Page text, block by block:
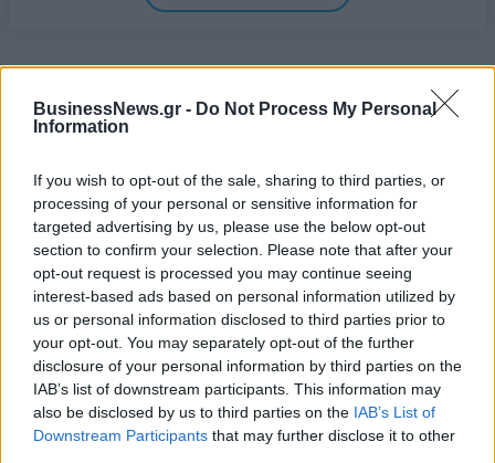
BusinessNews.gr - Do Not Process My Personal
Information
If you wish to opt-out of the sale, sharing to third parties, or
processing of your personal or sensitive information for
targeted advertising by us, please use the below opt-out
section to confirm your selection. Please note that after your
opt-out request is processed you may continue seeing
interest-based ads based on personal information utilized by
us or personal information disclosed to third parties prior to
your opt-out. You may separately opt-out of the further
disclosure of your personal information by third parties on the
IAB’s list of downstream participants. This information may
also be disclosed by us to third parties on the IAB’s List of
Downstream Participants that may further disclose it to other
Ειδικό Χωροταξικό για τον Τουρισμό: Οι νέοι
πίεση
ΔΗΜΟΦΙΛΗ
Χρηματιστήριο Αθηνών: Εβδομαδιαία άνοδος
1,76%, κέρδη 23,31% από τις αρχές του έτους
08/08/2026 - 12:36 ΟΙΚΟΝΟΜΙΑ
Ειδικό Χωροταξικό για τον Τουρισμό: Οι νέοι
κανόνες για επενδύσεις, νησιά και προορισμούς
υπό πίεση